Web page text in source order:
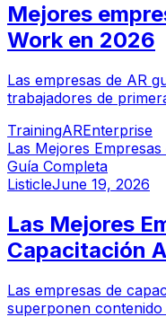
Mejores
Work en 2026
Las empresas de AR
trabajadores de
superponiendo
espacios de trabajo
entrenamiento, el AR
trabajadores durante
trabajadores menos
avanzadas.
TrainingAREnterprise
Las Mejores
Guía Completa
ListicleJune 19, 2026
Las Mejores
Capacitación
Las empresas de
superponen